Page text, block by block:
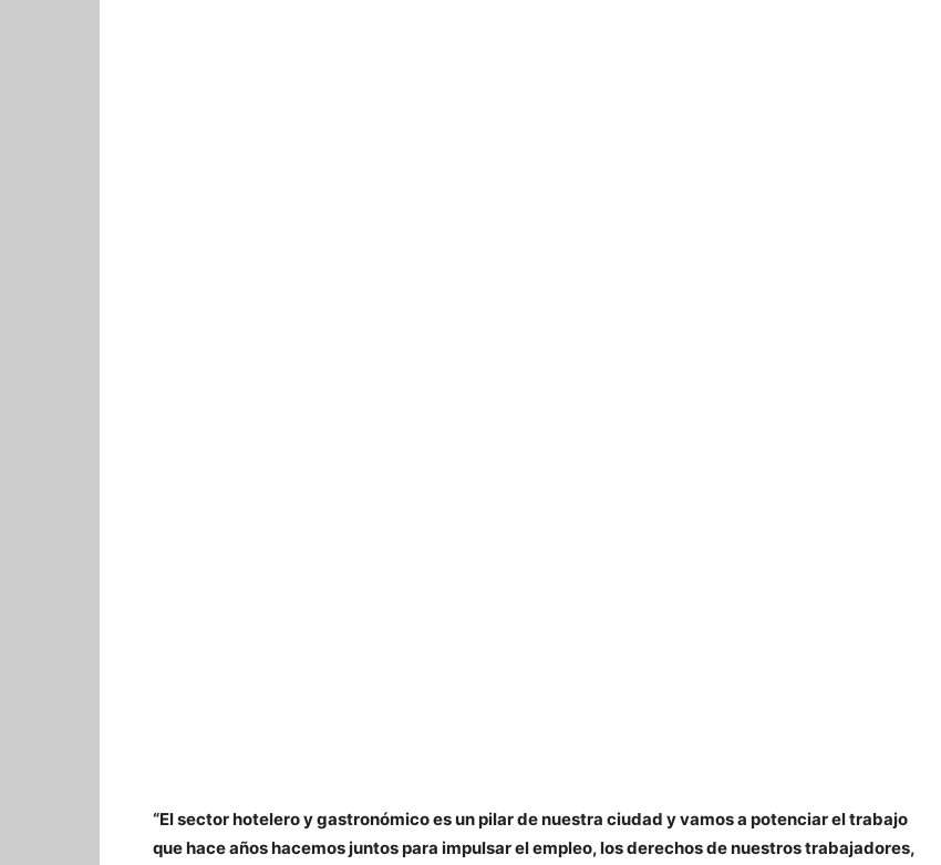
“El sector hotelero y gastronómico es un pilar de nuestra ciudad y vamos a potenciar el trabajo
que hace años hacemos juntos para impulsar el empleo, los derechos de nuestros trabajadores,